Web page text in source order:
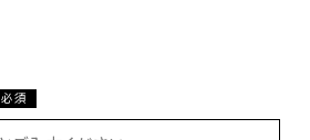
必須